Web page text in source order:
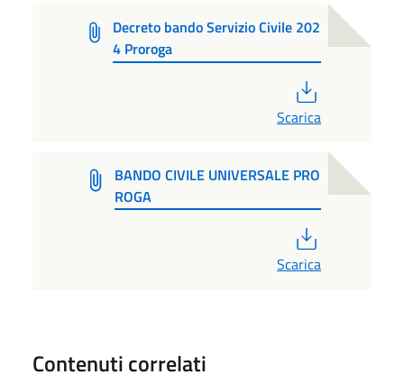
Decreto bando Servizio Civile 202
4 Proroga
Scarica
BANDO CIVILE UNIVERSALE PRO
ROGA
Scarica
Contenuti correlati